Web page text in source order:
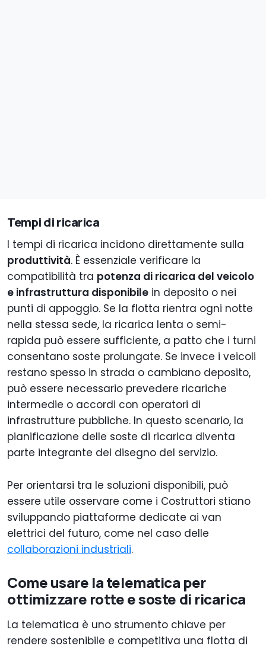
Tempi di ricarica
I tempi di ricarica incidono direttamente sulla
produttività. È essenziale verificare la
compatibilità tra potenza di ricarica del veicolo
e infrastruttura disponibile in deposito o nei
punti di appoggio. Se la flotta rientra ogni notte
nella stessa sede, la ricarica lenta o semi-
rapida può essere sufficiente, a patto che i turni
consentano soste prolungate. Se invece i veicoli
restano spesso in strada o cambiano deposito,
può essere necessario prevedere ricariche
intermedie o accordi con operatori di
infrastrutture pubbliche. In questo scenario, la
pianificazione delle soste di ricarica diventa
parte integrante del disegno del servizio.
Per orientarsi tra le soluzioni disponibili, può
essere utile osservare come i Costruttori stiano
sviluppando piattaforme dedicate ai van
elettrici del futuro, come nel caso delle
collaborazioni industriali.
Come usare la telematica per
ottimizzare rotte e soste di ricarica
La telematica è uno strumento chiave per
rendere sostenibile e competitiva una flotta di